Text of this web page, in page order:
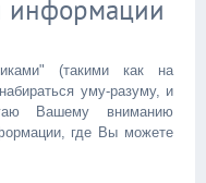
информации
(такими как на
уму-разуму, и
Вашему вниманию
где Вы можете